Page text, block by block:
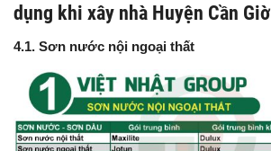
dụng khi xây nhà Huyện Cần Giờ
4.1. Sơn nước nội ngoại thất